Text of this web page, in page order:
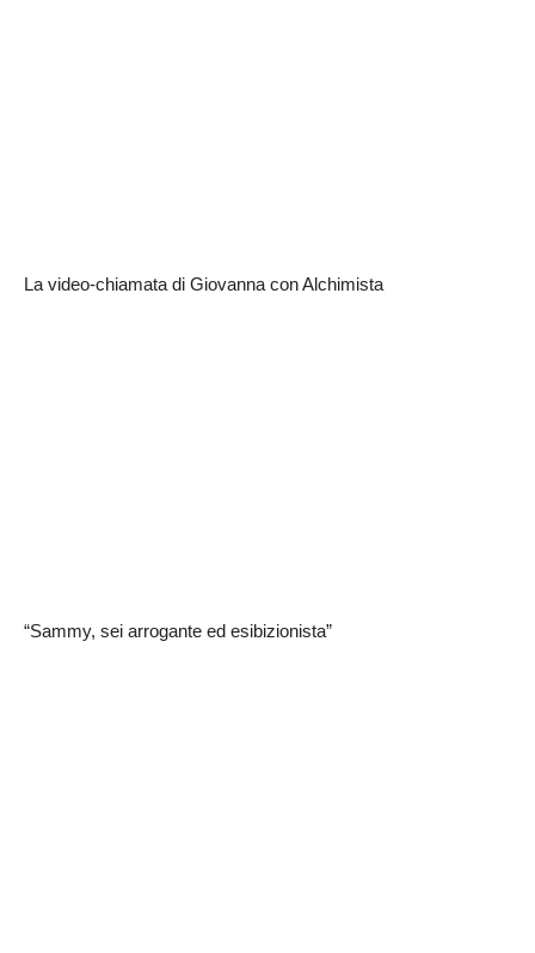
La video-chiamata di Giovanna con Alchimista
“Sammy, sei arrogante ed esibizionista”